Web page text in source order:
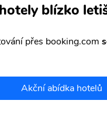
blízko
přes booking.com
Akční abídka hotelů